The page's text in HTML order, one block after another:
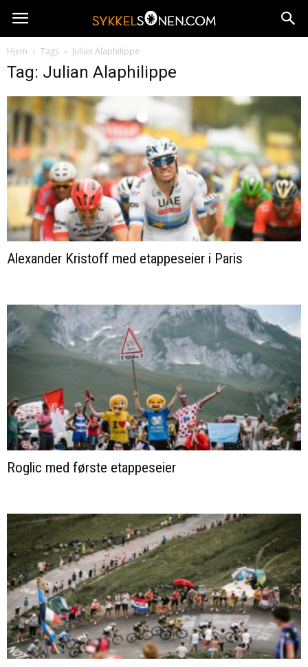
Hjem Tags Julian Alaphilippe
Tag: Julian Alaphilippe
Alexander Kristoff med etappeseier i Paris
Roglic med første etappeseier